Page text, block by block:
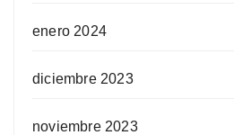
enero 2024
diciembre 2023
noviembre 2023